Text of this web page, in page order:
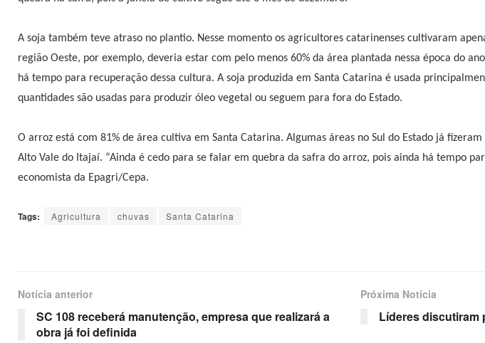
A soja também teve atraso no plantio. Nesse momento os agricultores catarinenses cultivaram
região Oeste, por exemplo, deveria estar com pelo menos 60% da área plantada nessa época do
há tempo para recuperação dessa cultura. A soja produzida em Santa Catarina é usada
quantidades são usadas para produzir óleo vegetal ou seguem para fora do Estado.
O arroz está com 81% de área cultiva em Santa Catarina. Algumas áreas no Sul do Estado já
Alto Vale do Itajaí. “Ainda é cedo para se falar em quebra da safra do arroz, pois ainda há tempo
economista da Epagri/Cepa.
Tags: Agricultura chuvas Santa Catarina
Notícia anterior
SC 108 receberá manutenção, empresa que realizará a
obra já foi definida
Próxima Notícia
Líderes discutiram